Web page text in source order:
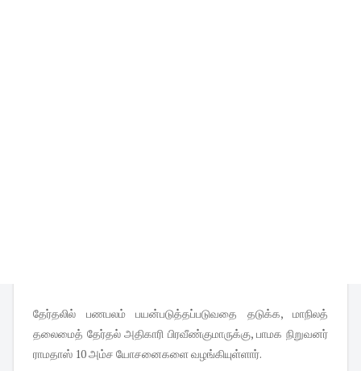
தேர்தலில் பணபலம் பயன்படுத்தப்படுவதை தடுக்க, மாநிலத்
தலைமைத் தேர்தல் அதிகாரி பிரவீண்குமாருக்கு, பாமக நிறுவனர்
ராமதாஸ் 10 அம்ச யோசனைகளை வழங்கியுள்ளார்.